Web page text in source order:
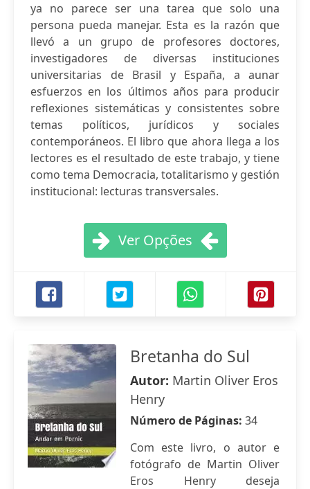
ya no parece ser una tarea que solo una
persona pueda manejar. Esta es la razón que
llevó a un grupo de profesores doctores,
investigadores de diversas instituciones
universitarias de Brasil y España, a aunar
esfuerzos en los últimos años para producir
reflexiones sistemáticas y consistentes sobre
temas políticos, jurídicos y sociales
contemporáneos. El libro que ahora llega a los
lectores es el resultado de este trabajo, y tiene
como tema Democracia, totalitarismo y gestión
institucional: lecturas transversales.
Ver Opções
Bretanha do Sul
Autor: Martin Oliver Eros
Henry
Número de Páginas: 34
Com este livro, o autor e
fotógrafo de Martin Oliver
Eros Henry deseja